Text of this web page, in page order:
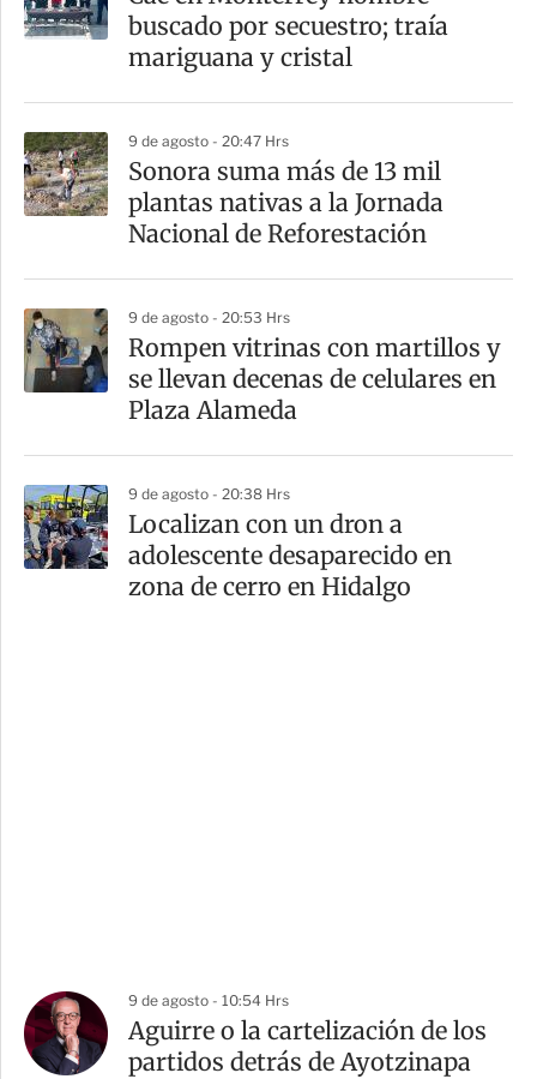
buscado por secuestro; traía
mariguana y cristal
9 de agosto - 20:47 Hrs
Sonora suma más de 13 mil
plantas nativas a la Jornada
Nacional de Reforestación
9 de agosto - 20:53 Hrs
Rompen vitrinas con martillos y
se llevan decenas de celulares en
Plaza Alameda
9 de agosto - 20:38 Hrs
Localizan con un dron a
adolescente desaparecido en
zona de cerro en Hidalgo
9 de agosto - 10:54 Hrs
Aguirre o la cartelización de los
partidos detrás de Ayotzinapa